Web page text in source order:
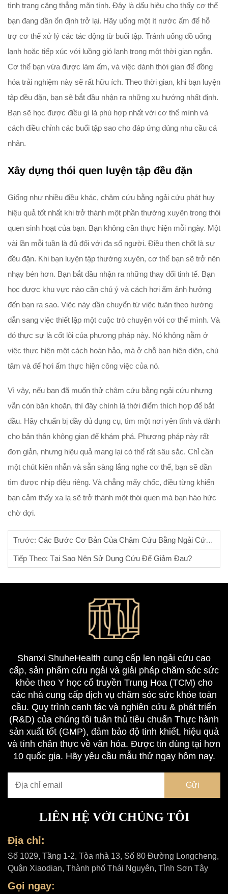
tình trạng căng thẳng mãn tính. Đây là dấu hiệu cho thấy cơ thể
bạn đang dần ổn định trở lại. Hãy uống một ít nước ấm để hỗ
trợ cơ thể xử lý các tác động từ buổi tập. Tránh uống đồ uống
lạnh hoặc tiếp xúc với luồng gió lạnh trong một thời gian ngắn.
Cơ thể bạn vừa được làm ấm, và việc dành thời gian để đồng
hóa trải nghiệm này sẽ rất hữu ích. Theo thời gian, khi bạn luyện
tập đều đặn, bạn sẽ bắt đầu nhận ra những xu hướng nhất định.
Bạn sẽ học được điều gì là phù hợp nhất với cơ thể mình và
cách điều chỉnh các buổi tập sao cho đáp ứng đúng nhu cầu cá
nhân.
Xây dựng thói quen luyện tập đều đặn
Giống như nhiều điều khác, châm cứu bằng ngải cứu phát huy
hiệu quả tốt nhất khi trở thành một phần thường xuyên trong thói
quen sinh hoạt của bạn. Bạn không cần thực hiện mỗi ngày. Một
vài lần mỗi tuần là đủ đối với đa số người. Điều then chốt là sự
đều đặn. Khi bạn luyện tập thường xuyên, cơ thể bạn sẽ trở nên
nhạy bén hơn. Bạn bắt đầu nhận ra những thay đổi tinh tế. Bạn
học được khu vực nào cần chú ý và cách hơi ấm ảnh hưởng
đến bạn ra sao. Việc này dần chuyển từ việc tuân theo hướng
dẫn sang việc thiết lập một cuộc trò chuyện với cơ thể mình. Và
đó thực sự là cốt lõi của phương pháp này. Nó không nằm ở
việc thực hiện một cách hoàn hảo, mà ở chỗ bạn hiện diện, chú
tâm và để hơi ấm thực hiện công việc của nó.
Vì vậy, nếu bạn đã muốn thử châm cứu bằng ngải cứu nhưng
vẫn còn băn khoăn, thì đây chính là thời điểm thích hợp để bắt
đầu. Hãy chuẩn bị đầy đủ dụng cụ, tìm một nơi yên tĩnh và dành
cho bản thân không gian để khám phá. Phương pháp này rất
đơn giản, nhưng hiệu quả mang lại có thể rất sâu sắc. Chỉ cần
một chút kiên nhẫn và sẵn sàng lắng nghe cơ thể, bạn sẽ dần
tìm được nhịp điệu riêng. Và chẳng mấy chốc, điều từng khiến
bạn cảm thấy xa lạ sẽ trở thành một thói quen mà bạn háo hức
chờ đợi.
Trước: Các Bước Cơ Bản Của Châm Cứu Bằng Ngải Cứu Truyền Thống Là Gì?
Tiếp Theo: Tại Sao Nên Sử Dụng Cứu Để Giảm Đau?
Shanxi ShuheHealth cung cấp len ngải cứu cao
cấp, sản phẩm cứu ngải và giải pháp chăm sóc sức
khỏe theo Y học cổ truyền Trung Hoa (TCM) cho
các nhà cung cấp dịch vụ chăm sóc sức khỏe toàn
cầu. Quy trình canh tác và nghiên cứu & phát triển
(R&D) của chúng tôi tuân thủ tiêu chuẩn Thực hành
sản xuất tốt (GMP), đảm bảo độ tinh khiết, hiệu quả
và tính chân thực về văn hóa. Được tin dùng tại hơn
10 quốc gia. Hãy yêu cầu mẫu thử ngay hôm nay.
LIÊN HỆ VỚI CHÚNG TÔI
Địa chỉ:
Số 1029, Tầng 1-2, Tòa nhà 13, Số 80 Đường Longcheng,
Quận Xiaodian, Thành phố Thái Nguyên, Tỉnh Sơn Tây
Gọi ngay: